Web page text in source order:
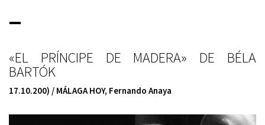
«EL PRÍNCIPE DE MADERA» DE BÉLA
BARTÓK
17.10.200) / MÁLAGA HOY, Fernando Anaya